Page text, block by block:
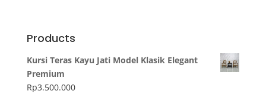
Products
Kursi Teras Kayu Jati Model Klasik Elegant
Premium
Rp3.500.000